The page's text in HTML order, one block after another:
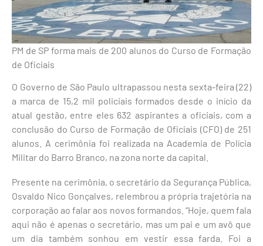
PM de SP forma mais de 200 alunos do Curso de Formação
de Oficiais
O Governo de São Paulo ultrapassou nesta sexta-feira (22)
a marca de 15,2 mil policiais formados desde o início da
atual gestão, entre eles 632 aspirantes a oficiais, com a
conclusão do Curso de Formação de Oficiais (CFO) de 251
alunos. A cerimônia foi realizada na Academia de Polícia
Militar do Barro Branco, na zona norte da capital.
Presente na cerimônia, o secretário da Segurança Pública,
Osvaldo Nico Gonçalves, relembrou a própria trajetória na
corporação ao falar aos novos formandos. “Hoje, quem fala
aqui não é apenas o secretário, mas um pai e um avô que
um dia também sonhou em vestir essa farda. Foi a